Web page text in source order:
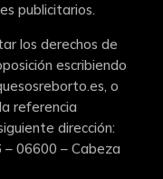
publicitarios.
los derechos de
escribiendo
o
referencia
dirección:
– 06600 – Cabeza